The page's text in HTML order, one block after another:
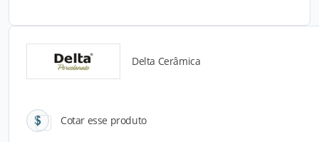
Delta Cerâmica
Cotar esse produto
Catálogos para Download